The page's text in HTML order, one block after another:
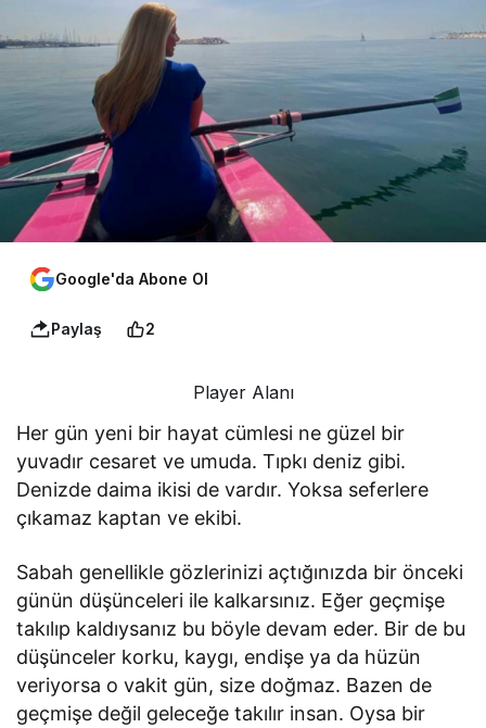
Google'da Abone Ol
Paylaş 2
Player Alanı
Her gün yeni bir hayat cümlesi ne güzel bir
yuvadır cesaret ve umuda. Tıpkı deniz gibi.
Denizde daima ikisi de vardır. Yoksa seferlere
çıkamaz kaptan ve ekibi.
Sabah genellikle gözlerinizi açtığınızda bir önceki
günün düşünceleri ile kalkarsınız. Eğer geçmişe
takılıp kaldıysanız bu böyle devam eder. Bir de bu
düşünceler korku, kaygı, endişe ya da hüzün
veriyorsa o vakit gün, size doğmaz. Bazen de
geçmişe değil geleceğe takılır insan. Oysa bir